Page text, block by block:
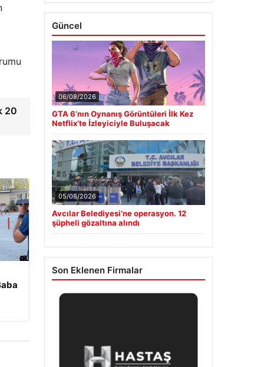
20
Güncel
06/08/2026
GTA 6’nın Oynanış Görüntüleri İlk Kez
Netflix’te İzleyiciyle Buluşacak
05/08/2026
Avcılar Belediyesi’ne operasyon. 12
şüpheli gözaltına alındı
Son Eklenen Firmalar